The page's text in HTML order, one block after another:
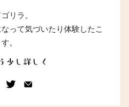
リラ。
って気づいたり体験したこ
。